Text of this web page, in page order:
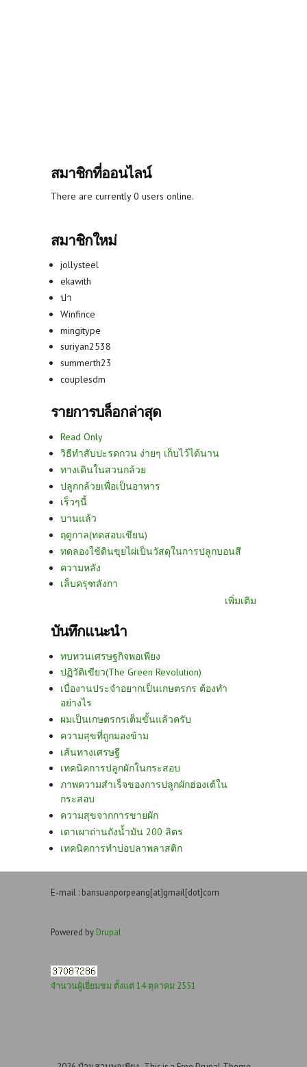
สมาชิกที่ออนไลน์
There are currently 0 users online.
สมาชิกใหม่
jollysteel
ekawith
ปา
Winfince
mingitype
suriyan2538
summerth23
couplesdm
รายการบล็อกล่าสุด
Read Only
วิธีทำสับปะรดกวน ง่ายๆ เก็บไว้ได้นาน
ทางเดินในสวนกล้วย
ปลูกกล้วยเพื่อเป็นอาหาร
เร็วๆนี้
บานแล้ว
ฤดูกาล(ทดสอบเขียน)
ทดลองใช้ดินขุยไผ่เป็นวัสดุในการปลูกบอนสี
ความหลัง
เล็บครุฑลังกา
เพิ่มเติม
บันทึกแนะนำ
ทบทวนเศรษฐกิจพอเพียง
ปฏิวัติเขียว(The Green Revolution)
เบื่องานประจำอยากเป็นเกษตรกร ต้องทำ
อย่างไร
ผมเป็นเกษตรกรเต็มขั้นแล้วครับ
ความสุขที่ถูกมองข้าม
เส้นทางเศรษฐี
เทคนิคการปลูกผักในกระสอบ
ภาพความสำเร็จของการปลูกผักฮ่องเต้ใน
กระสอบ
ความสุขจากการขายผัก
เตาเผาถ่านถังน้ำมัน 200 ลิตร
เทคนิคการทำบ่อปลาพลาสติก
E-mail : bansuanporpeang[at]gmail[dot]com
Powered by Drupal
จำนวนผู้เยี่ยมชม ตั้งแต่ 14 ตุลาคม 2551